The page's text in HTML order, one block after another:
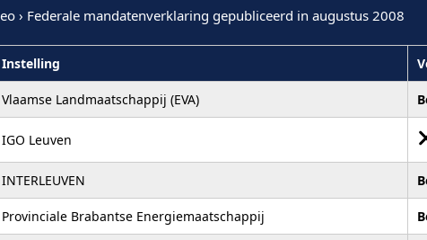
› Federale mandatenverklaring gepubliceerd in augustus 2008
Instelling
Vlaamse Landmaatschappij (EVA)
IGO Leuven
INTERLEUVEN
Provinciale Brabantse Energiemaatschappij